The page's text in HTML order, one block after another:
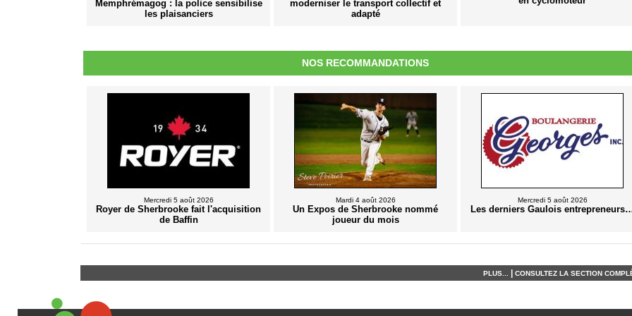
Memphrémagog : la police sensibilise
les plaisanciers
moderniser le transport collectif et
adapté
NOS RECOMMANDATIONS
Mercredi 5 août 2026
Royer de Sherbrooke fait l'acquisition
de Baffin
Mardi 4 août 2026
Un Expos de Sherbrooke nommé
joueur du mois
Mercredi 5 août 2026
Les derniers Gaulois
PLUS... CONSULTEZ LA SECTION